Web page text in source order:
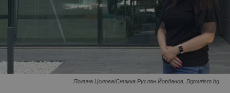
Полина Цолова/Снимка Руслан Йорданов, Bgtourism.bg